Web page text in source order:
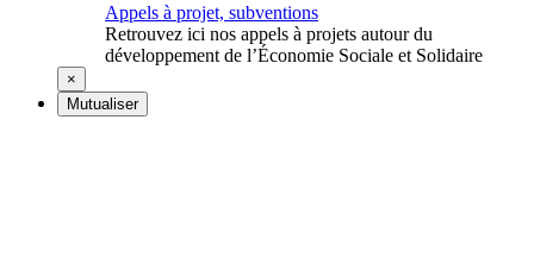
Appels à projet, subventions
Retrouvez ici nos appels à projets autour du
développement de l’Économie Sociale et Solidaire
×
Mutualiser